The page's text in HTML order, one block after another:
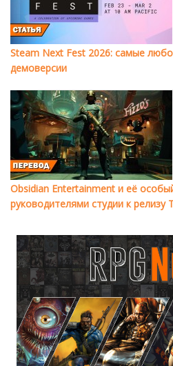
Steam Next Fest 2026: самые
демоверсии
Obsidian Entertainment и её
руководителями студии к релизу